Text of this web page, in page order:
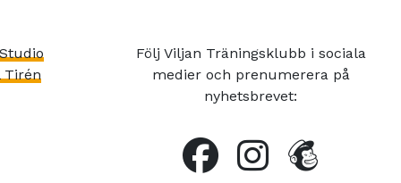
Tirén
Följ Viljan Träningsklubb i sociala
medier och prenumerera på
nyhetsbrevet: